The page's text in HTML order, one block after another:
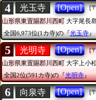
4 光玉寺 [Open]
[
山形県東置賜郡川西町 大字尾長
全国6,973位(1カ寺)の『光玉寺
5 光明寺 [Open]
[
山形県東置賜郡川西町 大字上小
全国2位(591カ寺)の『光明寺』
6 向泉寺 [Open]
[